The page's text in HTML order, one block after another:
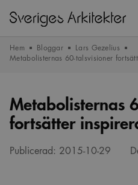
Hem Bloggar
Lars Gezelius
Metabolisternas 60-talsvisioner
Metabolisternas
fortsätter
Publicerad: 2015-10-29